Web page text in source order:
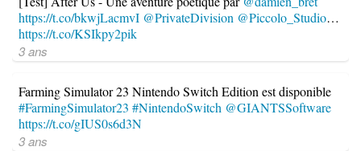
https://t.co/bkwjLacmvI @PrivateDivision @Piccolo_Studio…
https://t.co/KSIkpy2pik
3 ans
Farming Simulator 23 Nintendo Switch Edition est disponible
#FarmingSimulator23 #NintendoSwitch @GIANTSSoftware
https://t.co/gIUS0s6d3N
3 ans